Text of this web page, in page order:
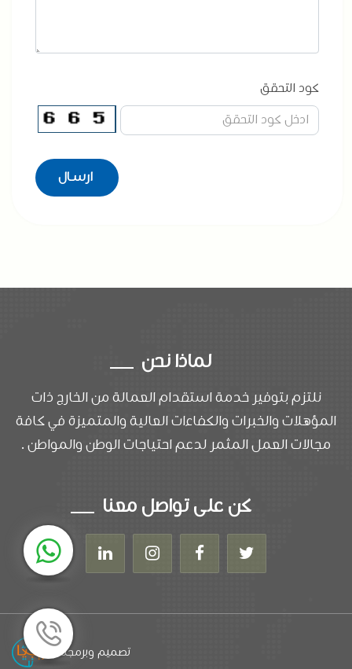
كود التحقق
لماذا نحن
نلتزم بتوفير خدمة استقدام العمالة من الخارج ذات
المؤهلات والخبرات والكفاءات العالية والمتميزة في كافة
مجالات العمل المثمر لدعم احتياجات الوطن والمواطن .
كن على تواصل معنا
تصميم وبرمجة